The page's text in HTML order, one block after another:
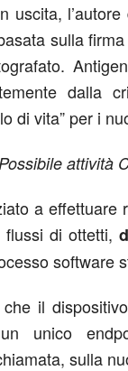
uscita,
sulla
dalla
di vita” per i
attività
a
flussi di ottetti,
software
il
unico
sulla